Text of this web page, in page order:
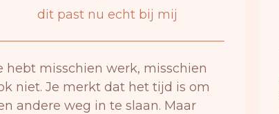
dit past nu echt bij mij
hebt misschien werk, misschien
niet. Je merkt dat het tijd is om
andere weg in te slaan. Maar